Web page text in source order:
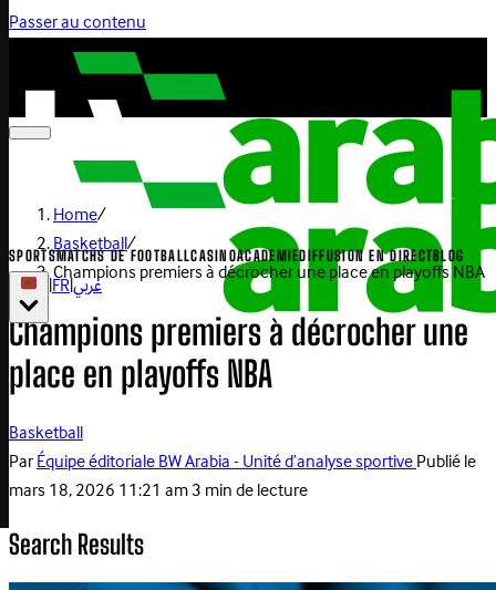
Passer au contenu
SPORTSMATCHS DE FOOTBALLCASINOACADEMIEDIFFUSION EN DIRECTBLOG
|FR|عربي
Home/
Basketball/
Champions premiers à décrocher une place en playoffs NBA
Champions premiers à décrocher une
place en playoffs NBA
Basketball
ParÉquipe éditoriale BW Arabia - Unité d’analyse sportivePublié le
mars 18, 2026 11:21 am3 min de lecture
Search Results